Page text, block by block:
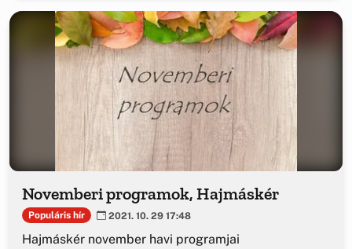
Novemberi programok, Hajmáskér
Populáris hír 2021. 10. 29 17:48
Hajmáskér november havi programjai